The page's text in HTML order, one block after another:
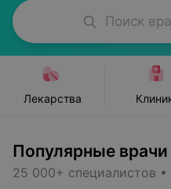
Поиск
Лекарства
Популярные врачи
25 000+ специалистов •